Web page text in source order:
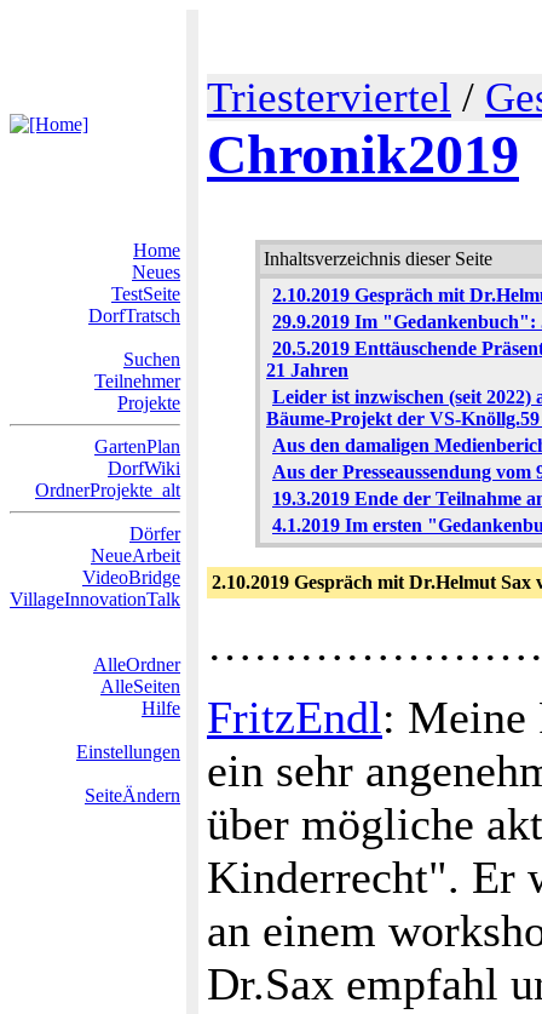
Triesterviertel /
Chronik2019
Home
Neues
TestSeite
DorfTratsch
Suchen
Teilnehmer
Projekte
GartenPlan
DorfWiki
OrdnerProjekte_alt
Dörfer
NeueArbeit
VideoBridge
VillageInnovationTalk
AlleOrdner
AlleSeiten
Hilfe
Einstellungen
SeiteÄndern
Inhaltsverzeichnis dieser Seite
2.10.2019 Gespräch mit
29.9.2019 Im
20.5.2019 Enttäuschende
21 Jahren
Leider ist inzwischen (seit
Bäume-Projekt der VS-
Aus den damaligen
Aus der Presseaussendung vom
19.3.2019 Ende der Teilnahme
4.1.2019 Im ersten
2.10.2019 Gespräch mit Dr.Helmut
FritzEndl: Meine
ein sehr
über mögliche
Kinderrecht". Er
an einem
Dr.Sax empfahl